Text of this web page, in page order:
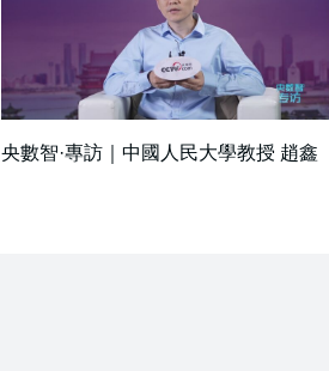
央數智·專訪｜中國人民大學教授 趙鑫